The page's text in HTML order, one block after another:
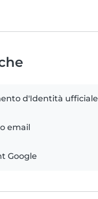
d'Identità ufficiale
email
Google